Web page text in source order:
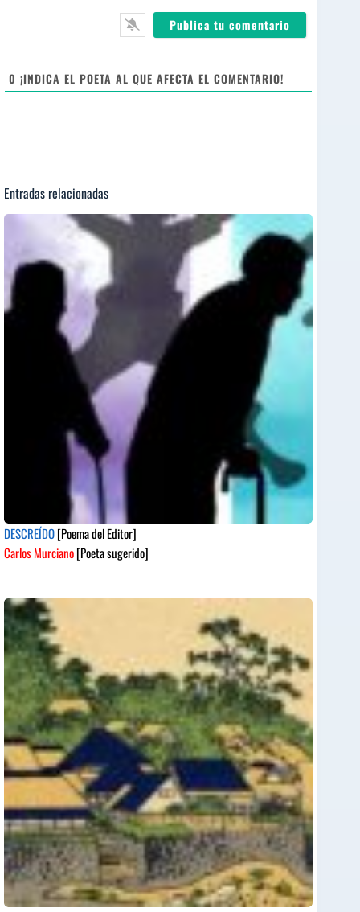
0 ¡INDICA EL POETA AL QUE AFECTA EL COMENTARIO!
Entradas relacionadas
DESCREÍDO[Poema del Editor]
Carlos Murciano[Poeta sugerido]